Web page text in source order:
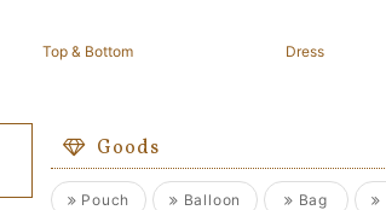
Top & Bottom Dress
Goods
Pouch Balloon Bag